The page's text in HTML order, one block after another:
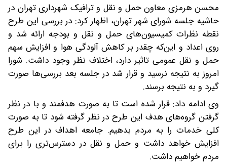
محسن هرمزی معاون حمل و نقل و ترافیک شهرداری تهران در
حاشیه جلسه شورای شهر تهران، اظهار کرد: در بررسی این طرح
نقطه نظرات کمیسیون‌های حمل و نقل و بودجه ارائه شد و
روی اعداد و این‌که چقدر بر کاهش آلودگی هوا و افزایش سهم
حمل و نقل عمومی تاثیر دارد، اختلاف نظر وجود داشت. شورا
امروز به نتیجه نرسید و قرار شد در جلسه بعد بررسی‌ها صورت
گیرد و به نتیجه برسند.
وی ادامه داد: قرار شده است تا به صورت هدفمند و با در نظر
گرفتن گروه‌های هدف این طرح در نظر گرفته شود تا به صورت
کلی خدمات را به مردم بدهیم. جامعه اهداف در این طرح
افزایش خواهد داشت و حمل و نقل در دسترس‌تری را برای
مردم خواهیم داشت.